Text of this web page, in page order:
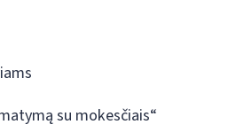
su mokesčiais“